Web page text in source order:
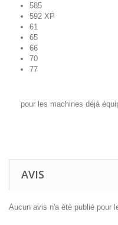
585
592 XP
61
65
66
70
77
pour les machines déjà
AVIS
Aucun avis n'a été publié pour